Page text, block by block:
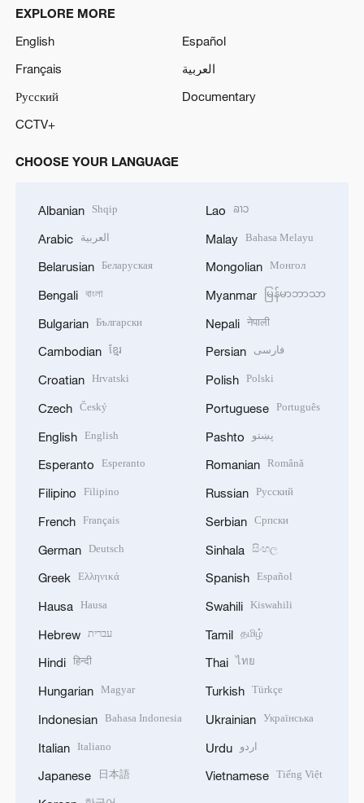
EXPLORE MORE
English
Español
Français
العربية
Русский
Documentary
CCTV+
CHOOSE YOUR LANGUAGE
Albanian Shqip
Arabic العربية
Belarusian Беларуская
Bengali বাংলা
Bulgarian Български
Cambodian ខ្មែរ
Croatian Hrvatski
Czech Český
English English
Esperanto Esperanto
Filipino Filipino
French Français
German Deutsch
Greek Ελληνικά
Hausa Hausa
Hebrew עברית
Hindi हिन्दी
Hungarian Magyar
Indonesian Bahasa Indonesia
Italian Italiano
Japanese 日本語
Lao ລາວ
Malay Bahasa Melayu
Mongolian Монгол
Myanmar မြန်မာဘာသာ
Nepali नेपाली
Persian فارسی
Polish Polski
Portuguese Português
Pashto پښتو
Romanian Română
Russian Русский
Serbian Српски
Sinhala සිංහල
Spanish Español
Swahili Kiswahili
Tamil தமிழ்
Thai ไทย
Turkish Türkçe
Ukrainian Українська
Urdu اردو
Vietnamese Tiếng Việt